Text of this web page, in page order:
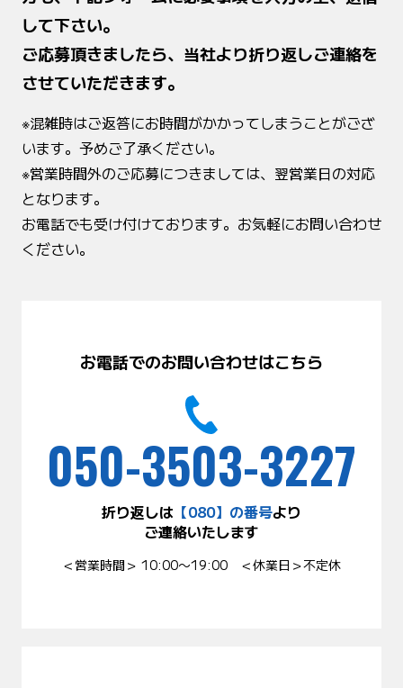
して下さい。
ご応募頂きましたら、当社より折り返しご連絡を
させていただきます。
※混雑時はご返答にお時間がかかってしまうことがござ
います。予めご了承ください。
※営業時間外のご応募につきましては、翌営業日の対応
となります。
お電話でも受け付けております。お気軽にお問い合わせ
ください。
お電話でのお問い合わせはこちら
050-3503-3227
折り返しは 【080】の番号より
ご連絡いたします
＜営業時間＞ 10:00〜19:00 ＜休業日＞不定休